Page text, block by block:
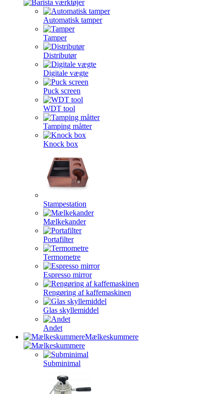
Automatisk tamper
Tamper
Distributør
Digitale vægte
Puck screen
WDT tool
Tamping måtter
Knock box
Stampestation
Mælkekander
Portafilter
Termometre
Espresso mirror
Rengøring af kaffemaskinen
Glas skyllemiddel
Andet
Mælkeskummere
Subminimal